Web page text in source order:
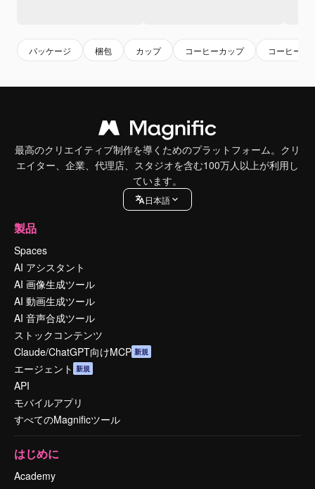
パッケージ 梱包 カップ コーヒーカップ コーヒー
最高のクリエイティブ制作を導くためのプラットフォーム。クリ
エイター、企業、代理店、スタジオを含む100万人以上が利用し
ています。
日本語
製品
Spaces
AI アシスタント
AI 画像生成ツール
AI 動画生成ツール
AI 音声合成ツール
ストックコンテンツ
Claude/ChatGPT向けMCP 新規
エージェント 新規
API
モバイルアプリ
すべてのMagnificツール
はじめに
Academy